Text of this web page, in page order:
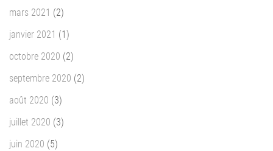
mars 2021 (2)
janvier 2021 (1)
octobre 2020 (2)
septembre 2020 (2)
août 2020 (3)
juillet 2020 (3)
juin 2020 (5)